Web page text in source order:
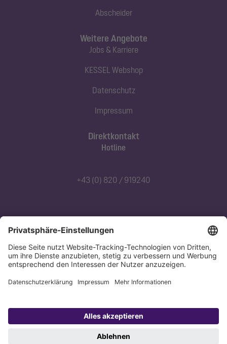
Abscheider
Direktkontakt
Hotline
+43 (0) 820 / 919240
Abonnieren Sie unseren Newsletter
Jetzt anmelden
Weitere Angebote
Jobs & Karriere
KESSEL Webshop
Datenschutz
Impressum
Copyright 1998-2026 KESSEL SE + Co. KG, Bahnhofstraße 31, 85101 Lenting,
Datenschutz Impressum